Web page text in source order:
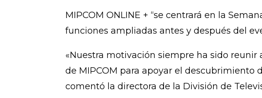
MIPCOM ONLINE + “se centrará en la
funciones ampliadas antes y después del
«Nuestra motivación siempre ha sido
de MIPCOM para apoyar el descubrimiento
comentó la directora de la División de